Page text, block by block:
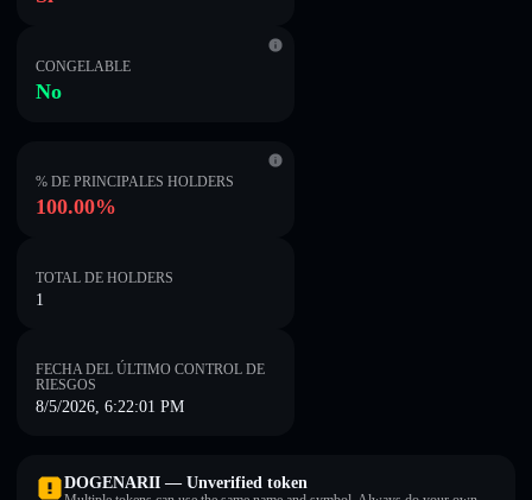
CONGELABLE
No
% DE PRINCIPALES HOLDERS
100.00%
TOTAL DE HOLDERS
1
FECHA DEL ÚLTIMO CONTROL DE
RIESGOS
8/5/2026, 6:22:01 PM
DOGENARII — Unverified token